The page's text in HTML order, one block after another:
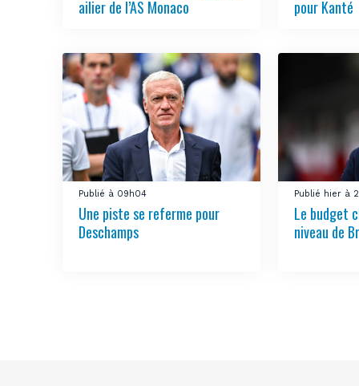
ailier de l’AS Monaco
pour Kanté
Publié à 09h04
Une piste se referme pour
Deschamps
Publié hier à
Le budget
niveau de